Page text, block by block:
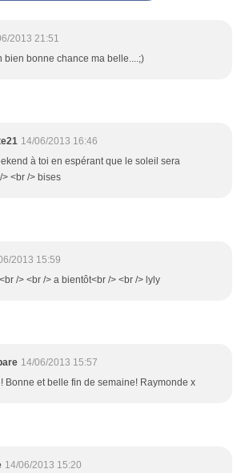
2013 21:51
bien bonne chance ma belle....;)
14/06/2013 16:46
à toi en espérant que le soleil sera
<br /> bises
2013 15:59
/> <br /> a bientôt<br /> <br /> lyly
14/06/2013 15:57
Bonne et belle fin de semaine! Raymonde x
14/06/2013 15:20